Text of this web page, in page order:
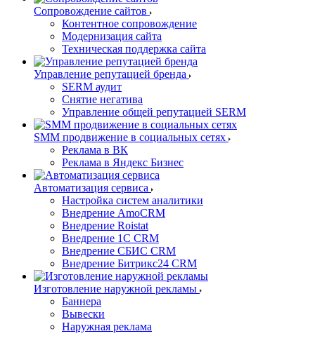
Сопровождение сайтов
Контентное сопровождение
Модернизация сайта
Техническая поддержка сайта
Управление репутацией бренда
SERM аудит
Снятие негатива
Управление общей репутацией SERM
SMM продвижение в социальных сетях
Реклама в ВК
Реклама в Яндекс Бизнес
Автоматизация сервиса
Настройка систем аналитики
Внедрение AmoCRM
Внедрение Roistat
Внедрение 1С CRM
Внедрение СБИС CRM
Внедрение Битрикс24 CRM
Изготовление наружной рекламы
Баннера
Вывески
Наружная реклама